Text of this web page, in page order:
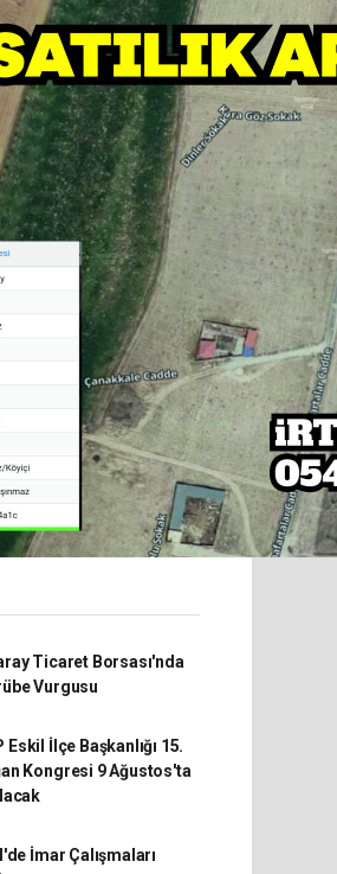
Ticaret Borsası'nda
Vurgusu
Eskil İlçe Başkanlığı 15.
Kongresi 9 Ağustos'ta
İmar Çalışmaları